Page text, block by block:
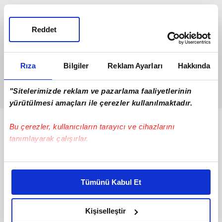
Rıza Bilgiler Reklam Ayarları Hakkında
"Sitelerimizde reklam ve pazarlama faaliyetlerinin
yürütülmesi amaçları ile çerezler kullanılmaktadır.
Bu çerezler, kullanıcıların tarayıcı ve cihazlarını
tanımlayarak çalışırlar.
Bu çerezlere izin vermeniz halinde sizlere özel
daha iyi reklam deneyimi yaşatabiliriz. Bunu yaparken
amacımızın size daha iyi bir reklam deneyimi sunmak
olduğunu ve sizlere en iyi içerikleri sunabilmek adına
Tümünü Kabul Et
Kişiselleştir
Reddet
Bunlar da Var